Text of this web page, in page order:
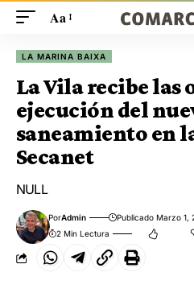
Aa
LA MARINA BAIXA
La Vila recibe las
ejecución del
saneamiento en
Secanet
NULL
PorAdmin Publicado Marzo 1,
2 Min Lectura